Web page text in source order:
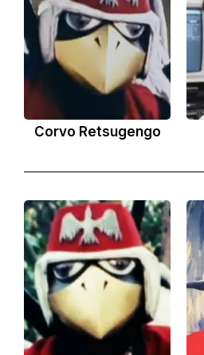
Corvo Retsugengo